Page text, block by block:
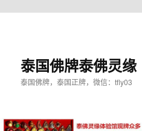
泰国佛牌泰佛灵缘
泰国佛牌，泰国正牌，微信：tfly03